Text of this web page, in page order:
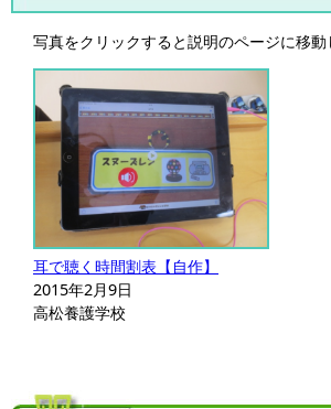
写真をクリックすると説明のページに移
耳で聴く時間割表【自作】
2015年2月9日
高松養護学校